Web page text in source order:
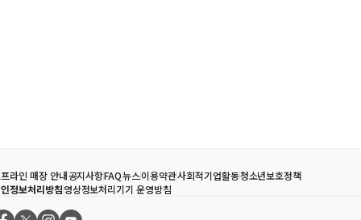
라인 매장 안내공지사항FAQ뉴스이용약관사회적기업활동청소년보호정책
정보처리방침영상정보처리기기 운영방침